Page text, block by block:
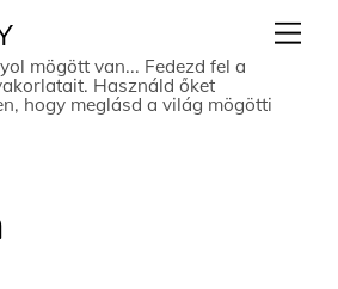
mögött van... Fedezd fel a
Használd őket
hogy meglásd a világ mögötti